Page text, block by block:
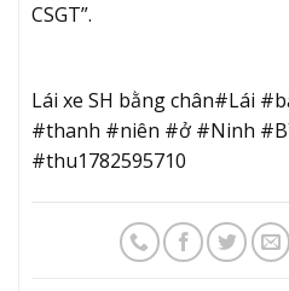
CSGT”.
Lái xe SH bằng chân#Lái
#thanh #niên #ở #Ninh
#thu1782595710